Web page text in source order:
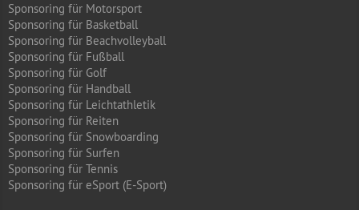
Sponsoring für Motorsport
Sponsoring für Basketball
Sponsoring für Beachvolleyball
Sponsoring für Fußball
Sponsoring für Golf
Sponsoring für Handball
Sponsoring für Leichtathletik
Sponsoring für Reiten
Sponsoring für Snowboarding
Sponsoring für Surfen
Sponsoring für Tennis
Sponsoring für eSport (E-Sport)